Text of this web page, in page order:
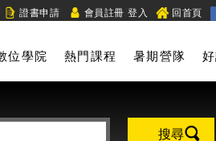
位學院 熱門課程 暑期營隊
證書申請 會員註冊 登入 回首頁
搜尋